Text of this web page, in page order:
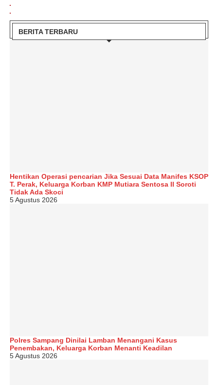
BERITA TERBARU
Hentikan Operasi pencarian Jika Sesuai Data Manifes KSOP
T. Perak, Keluarga Korban KMP Mutiara Sentosa II Soroti
Tidak Ada Skoci
5 Agustus 2026
Polres Sampang Dinilai Lamban Menangani Kasus
Penembakan, Keluarga Korban Menanti Keadilan
5 Agustus 2026